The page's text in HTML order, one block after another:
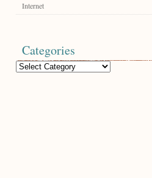
Internet
Categories
Categories